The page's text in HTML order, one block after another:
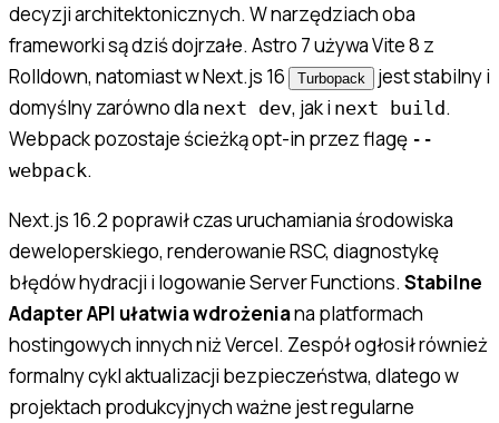
decyzji architektonicznych. W narzędziach oba
frameworki są dziś dojrzałe. Astro 7 używa Vite 8 z
Rolldown, natomiast w Next.js 16
Turbopack
jest stabilny i
domyślny zarówno dla next dev, jak i next build.
Webpack pozostaje ścieżką opt-in przez flagę --
webpack.
Next.js 16.2 poprawił czas uruchamiania środowiska
deweloperskiego, renderowanie RSC, diagnostykę
błędów hydracji i logowanie Server Functions. Stabilne
Adapter API ułatwia wdrożeniana platformach
hostingowych innych niż Vercel. Zespół ogłosił również
formalny cykl aktualizacji bezpieczeństwa, dlatego w
projektach produkcyjnych ważne jest regularne